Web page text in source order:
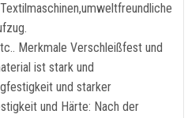
Merkmale Verschleißfest und
ist stark und
und starker
und Härte: Nach der